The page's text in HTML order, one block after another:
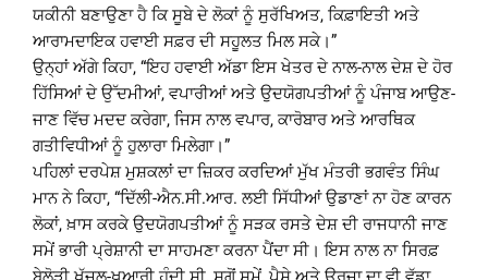
ਯਕੀਨੀ ਬਣਾਉਣਾ ਹੈ ਕਿ ਸੂਬੇ ਦੇ ਲੋਕਾਂ ਨੂੰ ਸੁਰੱਖਿਅਤ, ਕਿਫ਼ਾਇਤੀ ਅਤੇ
ਆਰਾਮਦਾਇਕ ਹਵਾਈ ਸਫ਼ਰ ਦੀ ਸਹੂਲਤ ਮਿਲ ਸਕੇ।”
ਉਨ੍ਹਾਂ ਅੱਗੇ ਕਿਹਾ, “ਇਹ ਹਵਾਈ ਅੱਡਾ ਇਸ ਖੇਤਰ ਦੇ ਨਾਲ-ਨਾਲ ਦੇਸ਼ ਦੇ ਹੋਰ
ਹਿੱਸਿਆਂ ਦੇ ਉੱਦਮੀਆਂ, ਵਪਾਰੀਆਂ ਅਤੇ ਉਦਯੋਗਪਤੀਆਂ ਨੂੰ ਪੰਜਾਬ ਆਉਣ-
ਜਾਣ ਵਿੱਚ ਮਦਦ ਕਰੇਗਾ, ਜਿਸ ਨਾਲ ਵਪਾਰ, ਕਾਰੋਬਾਰ ਅਤੇ ਆਰਥਿਕ
ਗਤੀਵਿਧੀਆਂ ਨੂੰ ਹੁਲਾਰਾ ਮਿਲੇਗਾ।”
ਪਹਿਲਾਂ ਦਰਪੇਸ਼ ਮੁਸ਼ਕਲਾਂ ਦਾ ਜ਼ਿਕਰ ਕਰਦਿਆਂ ਮੁੱਖ ਮੰਤਰੀ ਭਗਵੰਤ ਸਿੰਘ
ਮਾਨ ਨੇ ਕਿਹਾ, “ਦਿੱਲੀ-ਐਨ.ਸੀ.ਆਰ. ਲਈ ਸਿੱਧੀਆਂ ਉਡਾਣਾਂ ਨਾ ਹੋਣ ਕਾਰਨ
ਲੋਕਾਂ, ਖ਼ਾਸ ਕਰਕੇ ਉਦਯੋਗਪਤੀਆਂ ਨੂੰ ਸੜਕ ਰਸਤੇ ਦੇਸ਼ ਦੀ ਰਾਜਧਾਨੀ ਜਾਣ
ਸਮੇਂ ਭਾਰੀ ਪ੍ਰੇਸ਼ਾਨੀ ਦਾ ਸਾਹਮਣਾ ਕਰਨਾ ਪੈਂਦਾ ਸੀ। ਇਸ ਨਾਲ ਨਾ ਸਿਰਫ਼